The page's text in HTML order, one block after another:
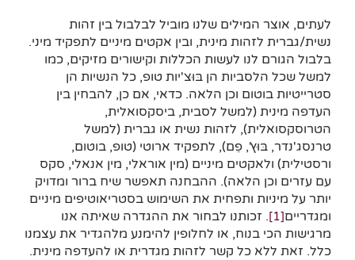
לעתים, אוצר המילים שלנו מוביל לבלבול בין זהות
נשית/גברית לזהות מינית, ובין אקטים מיניים לתפקיד מיני.
בלבול הגורם לנו לעשות הכללות וקישורים מזיקים, כמו
למשל שכל הלסביות הן בּוּצ'יות טופ, כל הנשיות הן
סטרייטיות בוטום וכן הלאה. כדאי, אם כן, להבחין בין
העדפה מינית (למשל לסבית, ביסקסואלית,
הטרוסקסואלית), לזהות נשית או גברית (למשל
טרנסג'נדר, בּוּץ', פֵם), לתפקיד ארוטי (טופ, בוטום,
ורסטילית) ולאקטים מיניים (מין אוראלי, מין אנאלי, סקס
עם עזרים וכן הלאה). ההבחנה תאפשר שיח ברור ומדויק
יותר על מיניות ותפחית את השימוש בסטריאוטיפים מיניים
ומגדריים[1]
. זכותנו לבחור את ההגדרה שאיתה אנו
מרגישות הכי בנוח, או לחלופין להימנע מלהגדיר את עצמנו
כלל. זאת ללא כל קשר לזהות מגדרית או להעדפה מינית.